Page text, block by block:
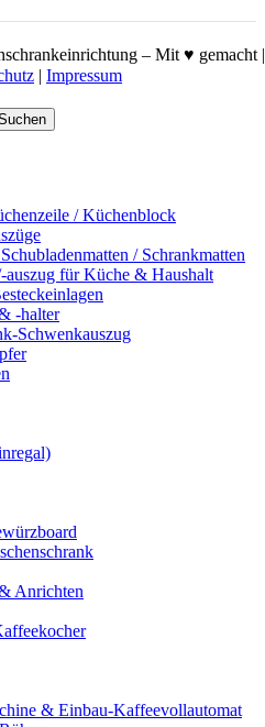
– Mit ♥ gemacht |
| Impressum
/ Küchenblock
/ Schrankmatten
auszug für Küche & Haushalt
-halter
Schwenkauszug
Anrichten
& Einbau-Kaffeevollautomat